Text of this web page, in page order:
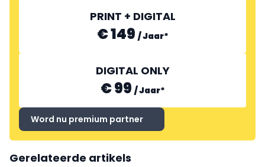
PRINT + DIGITAL
€ 149 /Jaar*
DIGITAL ONLY
€ 99 /Jaar*
Word nu premium partner
Gerelateerde artikels